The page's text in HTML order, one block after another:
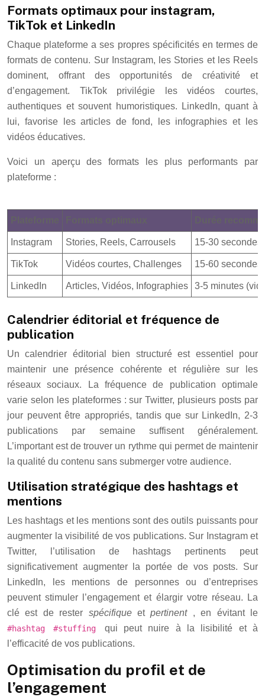
Formats optimaux pour instagram,
TikTok et LinkedIn
Chaque plateforme a ses propres spécificités en termes de
formats de contenu. Sur Instagram, les Stories et les Reels
dominent, offrant des opportunités de créativité et
d’engagement. TikTok privilégie les vidéos courtes,
authentiques et souvent humoristiques. LinkedIn, quant à
lui, favorise les articles de fond, les infographies et les
vidéos éducatives.
Voici un aperçu des formats les plus performants par
plateforme :
Instagram Stories, Reels, Carrousels 15-30 secondes
TikTok Vidéos courtes, Challenges 15-60 secondes
LinkedIn Articles, Vidéos, Infographies 3-5 minutes
Calendrier éditorial et fréquence de
publication
Un calendrier éditorial bien structuré est essentiel pour
maintenir une présence cohérente et régulière sur les
réseaux sociaux. La fréquence de publication optimale
varie selon les plateformes : sur Twitter, plusieurs posts par
jour peuvent être appropriés, tandis que sur LinkedIn, 2-3
publications par semaine suffisent généralement.
L’important est de trouver un rythme qui permet de maintenir
la qualité du contenu sans submerger votre audience.
Utilisation stratégique des hashtags et
mentions
Les hashtags et les mentions sont des outils puissants pour
augmenter la visibilité de vos publications. Sur Instagram et
Twitter, l’utilisation de hashtags pertinents peut
significativement augmenter la portée de vos posts. Sur
LinkedIn, les mentions de personnes ou d’entreprises
peuvent stimuler l’engagement et élargir votre réseau. La
clé est de rester spécifiqueetpertinent , en évitant le
#hashtag #stuffing qui peut nuire à la lisibilité et à
l’efficacité de vos publications.
Optimisation du profil et de
l’engagement